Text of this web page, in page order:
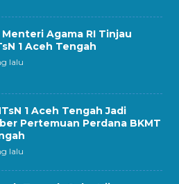
Agama RI Tinjau
1 Aceh Tengah
lalu
1 Aceh Tengah Jadi
Pertemuan Perdana BKMT
lalu